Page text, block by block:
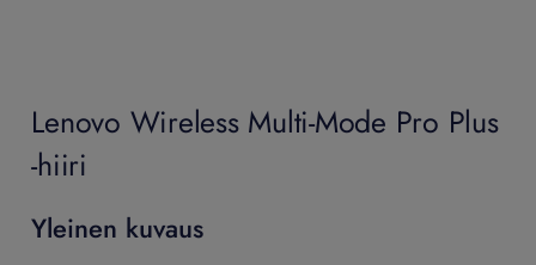
Lenovo Wireless Multi-Mode Pro Plus
-hiiri
Yleinen kuvaus